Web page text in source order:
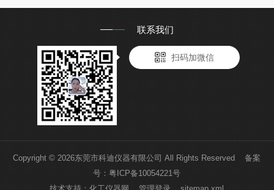
联系我们
扫码加微信
Copyright © 2026东莞市科迪仪器有限公司 All Rights Reserved 备案
号：粤ICP备10054221号